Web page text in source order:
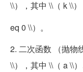
\\），其中 \\（ k \\
eq 0 \\）。
2. 二次函数 （抛物
\\），其中 \\（ a \\